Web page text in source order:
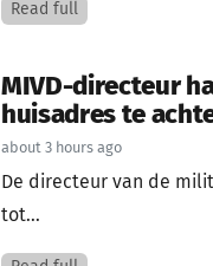
Read full
MIVD-directeur
huisadres te
about 3 hours ago
De directeur van de
tot...